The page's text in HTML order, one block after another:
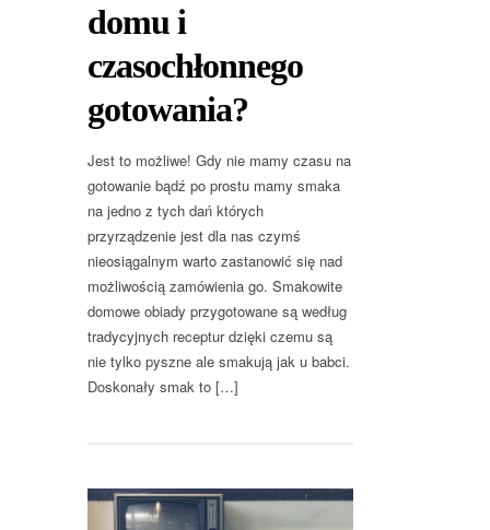
domu i
czasochłonnego
gotowania?
Jest to możliwe! Gdy nie mamy czasu na
gotowanie bądź po prostu mamy smaka
na jedno z tych dań których
przyrządzenie jest dla nas czymś
nieosiągalnym warto zastanowić się nad
możliwością zamówienia go. Smakowite
domowe obiady przygotowane są według
tradycyjnych receptur dzięki czemu są
nie tylko pyszne ale smakują jak u babci.
Doskonały smak to […]